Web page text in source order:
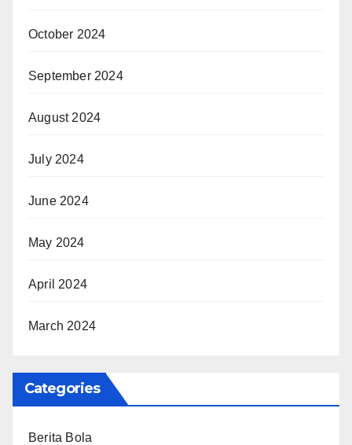
October 2024
September 2024
August 2024
July 2024
June 2024
May 2024
April 2024
March 2024
Categories
Berita Bola